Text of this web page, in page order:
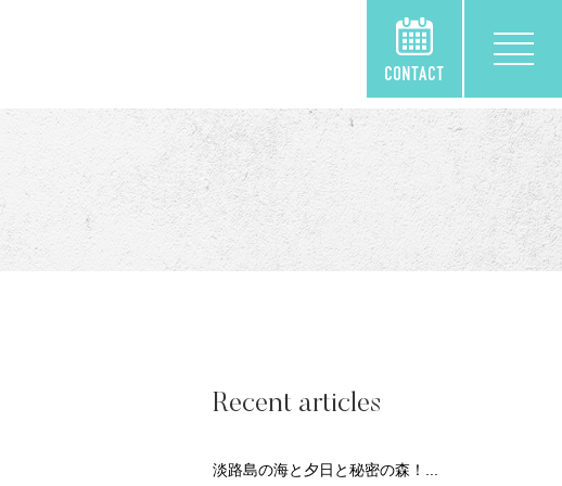
Recent articles
淡路島の海と夕日と秘密の森！...